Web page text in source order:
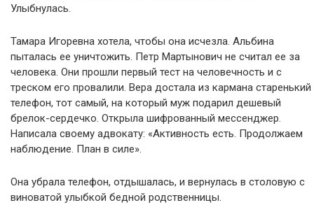
Улыбнулась.
Тамара Игоревна хотела, чтобы она исчезла. Альбина
пыталась ее уничтожить. Петр Мартынович не считал ее за
человека. Они прошли первый тест на человечность и с
треском его провалили. Вера достала из кармана старенький
телефон, тот самый, на который муж подарил дешевый
брелок-сердечко. Открыла шифрованный мессенджер.
Написала своему адвокату: «Активность есть. Продолжаем
наблюдение. План в силе».
Она убрала телефон, отдышалась, и вернулась в столовую с
виноватой улыбкой бедной родственницы.